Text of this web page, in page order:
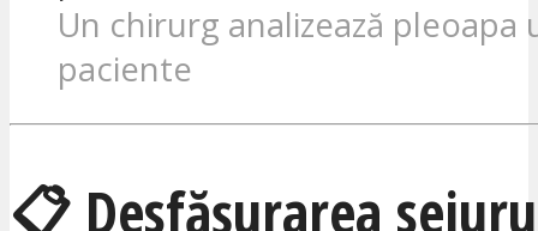
Un chirurg analizează pleoapa
paciente
📋 Desfășurarea